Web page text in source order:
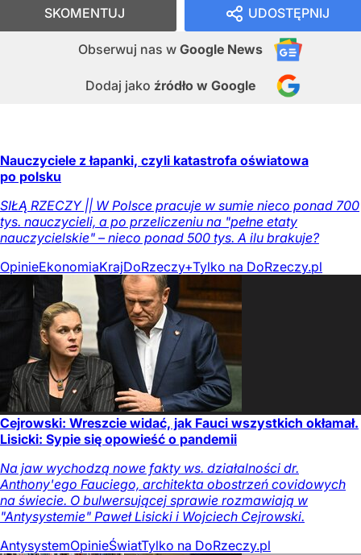
UDOSTĘPNIJ
Obserwuj nas w Google News
Dodaj jako źródło w Google
SKOMENTUJ
Nauczyciele z łapanki, czyli katastrofa oświatowa
po polsku
SIŁĄ RZECZY || W Polsce pracuje w sumie nieco ponad 700
tys. nauczycieli, a po przeliczeniu na "pełne etaty
nauczycielskie" – nieco ponad 500 tys. A ilu brakuje?
OpinieEkonomiaKrajDoRzeczy+Tylko na DoRzeczy.pl
Cejrowski: Wreszcie widać, jak Fauci wszystkich okłamał.
Lisicki: Sypie się opowieść o pandemii
Na jaw wychodzą nowe fakty ws. działalności dr.
Anthony'ego Fauciego, architekta obostrzeń covidowych
na świecie. O bulwersującej sprawie rozmawiają w
"Antysystemie" Paweł Lisicki i Wojciech Cejrowski.
AntysystemOpinieŚwiatTylko na DoRzeczy.pl